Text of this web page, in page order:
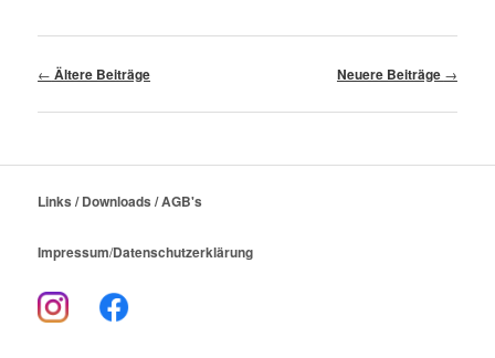
Beitragsnavigation
← Ältere Beiträge Neuere Beiträge →
Links / Downloads / AGB's
Impressum/Datenschutzerklärung